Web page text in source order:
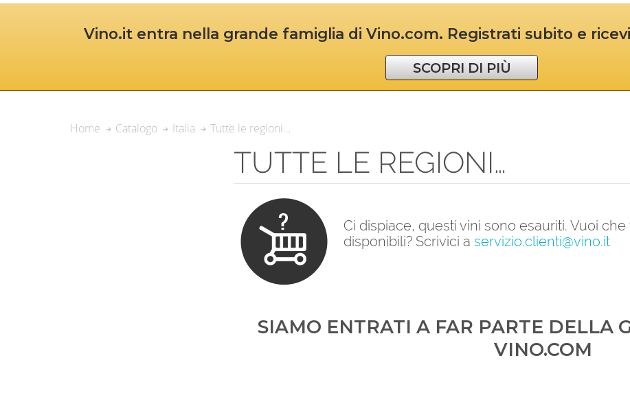
Vino.it entra nella grande famiglia di Vino.com. Registrati subito e
SCOPRI DI PIÙ
Home Catalogo Italia Tutte le regioni…
TUTTE LE REGIONI…
Ci dispiace, questi vini sono esauriti. Vuoi
disponibili? Scrivici a servizio.clienti@vino.it
SIAMO ENTRATI A FAR PARTE DELLA
VINO.COM